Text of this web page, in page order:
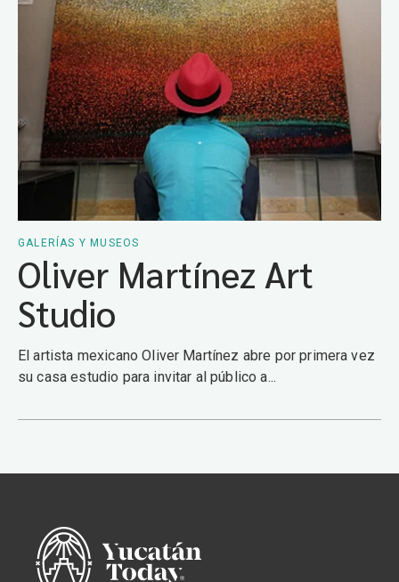
GALERÍAS Y MUSEOS
Oliver Martínez Art
Studio
El artista mexicano Oliver Martínez abre por primera vez
su casa estudio para invitar al público a...